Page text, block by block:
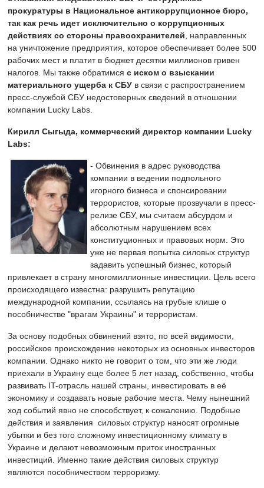
прокуратуры в Национальное антикоррупционное бюро,
так как речь идет исключительно о коррупционных
действиях со стороны правоохранителей , направленных
на уничтожение предприятия, которое обеспечивает более 500
рабочих мест и платит в бюджет десятки миллионов гривен
налогов. Мы также обратимся с иском о взыскании
материального ущерба к СБУ в связи с распространением
пресс-службой СБУ недостоверных сведений в отношении
компании Lucky Labs.
Кирилл Сыгыда, коммерческий директор компании Lucky
Labs:
- Обвинения в адрес руководства
компании в ведении подпольного
игорного бизнеса и спонсировании
террористов, которые прозвучали в пресс-
релизе СБУ, мы считаем абсурдом и
абсолютным нарушением всех
конституционных и правовых норм. Это
уже не первая попытка силовых структур
задавить успешный бизнес, который
привлекает в страну многомиллионные инвестиции. Цель всего
происходящего известна: разрушить репутацию
международной компании, ссылаясь на грубые клише о
пособничестве "врагам Украины" и террористам.
За основу подобных обвинений взято, по всей видимости,
российское происхождение некоторых из основных инвесторов
компании. Однако никто не говорит о том, что эти же люди
приехали в Украину еще более 5 лет назад, собственно, чтобы
развивать IT-отрасль нашей страны, инвестировать в её
экономику и создавать новые рабочие места. Чему нынешний
ход событий явно не способствует, к сожалению. Подобные
действия и заявления силовых структур наносят огромные
убытки и без того сложному инвестиционному климату в
Украине и делают невозможным приток иностранных
инвестиций. Именно такие действия силовых структур
являются пособничеством терроризму.